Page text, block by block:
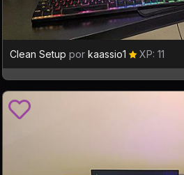
Clean Setup por kaassio1 XP: 11